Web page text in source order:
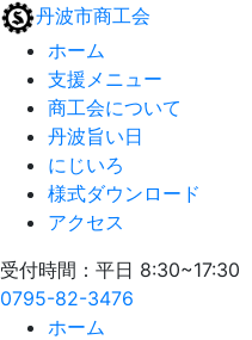
丹波市商工会
ホーム
支援メニュー
商工会について
丹波旨い日
にじいろ
様式ダウンロード
アクセス
受付時間：平日 8:30~17:30
0795-82-3476
ホーム